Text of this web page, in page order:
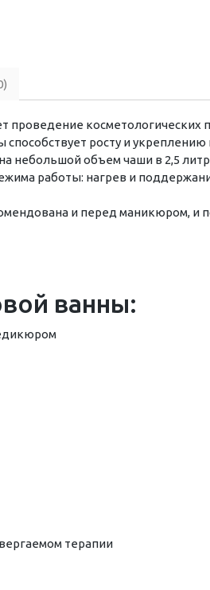
проведение
росту и
небольшой объем чаши в 2,5
работы: нагрев и
и перед маникюром, и
ванны:
терапии